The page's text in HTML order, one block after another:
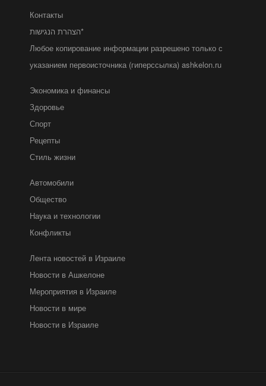
Контакты
הצהרת הנגישות*
Любое копирование информации разрешено только с
указанием первоисточника (гиперссылка) ashkelon.ru
Экономика и финансы
Здоровье
Спорт
Рецепты
Стиль жизни
Автомобили
Общество
Наука и технологии
Конфликты
Лента новостей в Израиле
Новости в Ашкелоне
Мероприятия в Израиле
Новости в мире
Новости в Израиле